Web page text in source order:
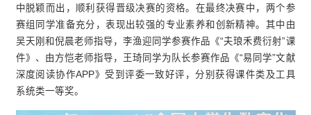
中脱颖而出，顺利获得晋级决赛的资格。在最终决赛中，两个参
赛组同学准备充分，表现出较强的专业素养和创新精神。其中由
吴天刚和倪晨老师指导，李渔迎同学参赛作品《“夫琅禾费衍射”课
件》、由方恺老师指导，王琦同学为队长参赛作品《“易同学”文献
深度阅读协作APP》受到评委一致好评，分别获得课件类及工具
系统类一等奖。